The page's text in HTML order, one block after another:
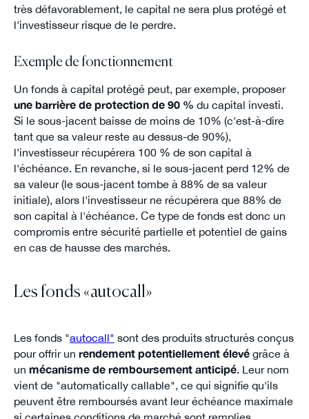
très défavorablement, le capital ne sera plus protégé et
l'investisseur risque de le perdre.
Exemple de fonctionnement
Un fonds à capital protégé peut, par exemple, proposer
une barrière de protection de 90 % du capital investi.
Si le sous-jacent baisse de moins de 10% (c'est-à-dire
tant que sa valeur reste au dessus-de 90%),
l’investisseur récupérera 100 % de son capital à
l'échéance. En revanche, si le sous-jacent perd 12% de
sa valeur (le sous-jacent tombe à 88% de sa valeur
initiale), alors l'investisseur ne récupérera que 88% de
son capital à l'échéance. Ce type de fonds est donc un
compromis entre sécurité partielle et potentiel de gains
en cas de hausse des marchés.
Les fonds «autocall»
Les fonds "autocall" sont des produits structurés conçus
pour offrir un rendement potentiellement élevégrâce à
un mécanisme de remboursement anticipé. Leur nom
vient de "automatically callable", ce qui signifie qu'ils
peuvent être remboursés avant leur échéance maximale